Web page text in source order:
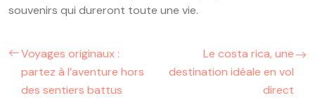
souvenirs qui dureront toute une vie.
Voyages originaux :
partez à l’aventure hors
des sentiers battus
Le costa rica, une
destination idéale en vol
direct